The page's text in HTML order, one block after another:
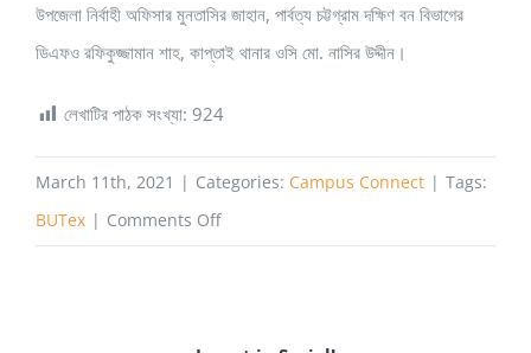
উপজেলা নির্বাহী অফিসার মুনতাসির জাহান, পার্বত্য চট্টগ্রাম দক্ষিণ বন বিভাগের
ডিএফও রফিকুজ্জামান শাহ, কাপ্তাই থানার ওসি মো. নাসির উদ্দীন।
লেখাটির পাঠক সংখ্যা: 924
March 11th, 2021 | Categories: Campus Connect | Tags:
BUTex | Comments Offon